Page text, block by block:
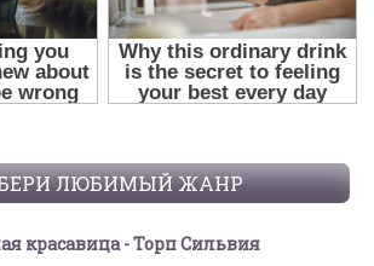
ЛЮБИМЫЙ ЖАНР
красавица - Торп Сильвия